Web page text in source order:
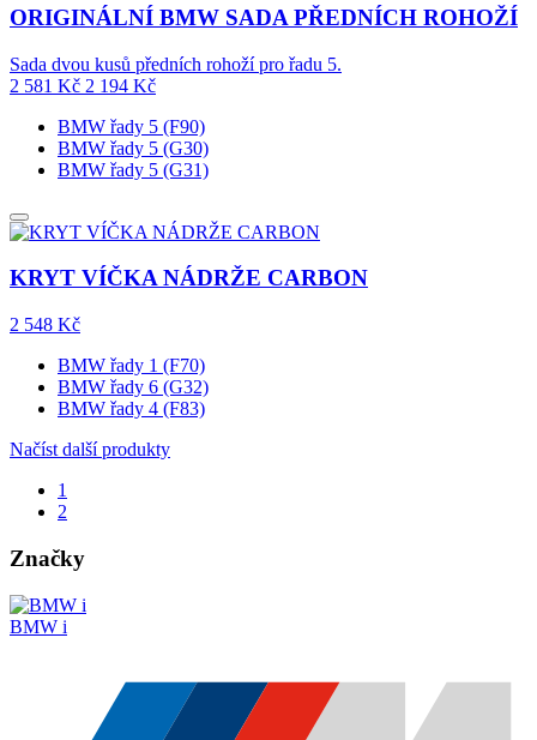
ORIGINÁLNÍ BMW SADA PŘEDNÍCH ROHOŽÍ
Sada dvou kusů předních rohoží pro řadu 5.
2 581 Kč 2 194 Kč
BMW řady 5 (F90)
BMW řady 5 (G30)
BMW řady 5 (G31)
KRYT VÍČKA NÁDRŽE CARBON
2 548 Kč
BMW řady 1 (F70)
BMW řady 6 (G32)
BMW řady 4 (F83)
Načíst další produkty
1
2
Značky
BMW i